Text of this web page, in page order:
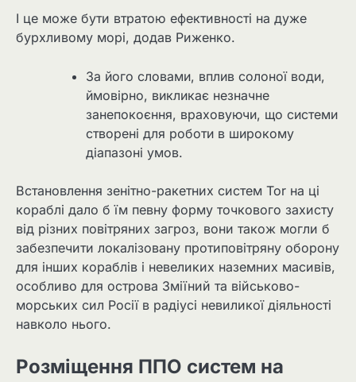
І це може бути втратою ефективності на дуже
бурхливому морі, додав Риженко.
За його словами, вплив солоної води,
ймовірно, викликає незначне
занепокоєння, враховуючи, що системи
створені для роботи в широкому
діапазоні умов.
Встановлення зенітно-ракетних систем Tor на ці
кораблі дало б їм певну форму точкового захисту
від різних повітряних загроз, вони також могли б
забезпечити локалізовану протиповітряну оборону
для інших кораблів і невеликих наземних масивів,
особливо для острова Зміїний та військово-
морських сил Росії в радіусі невиликої діяльності
навколо нього.
Розміщення ППО систем на